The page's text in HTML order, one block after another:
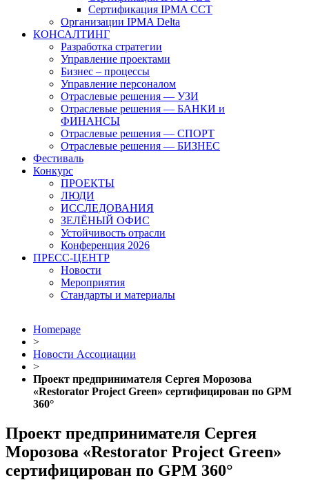
Сертификация IPMA CCT
Организации IPMA Delta
КОНСАЛТИНГ
Разработка стратегии
Управление проектами
Бизнес – процессы
Управление персоналом
Отраслевые решения — УЗИ
Отраслевые решения — БАНКИ и
ФИНАНСЫ
Отраслевые решения — СПОРТ
Отраслевые решения — БИЗНЕС
Фестиваль
Конкурс
ПРОЕКТЫ
ЛЮДИ
ИССЛЕДОВАНИЯ
ЗЕЛЁНЫЙ ОФИС
Устойчивость отрасли
Конференция 2026
ПРЕСС-ЦЕНТР
Новости
Мероприятия
Стандарты и материалы
Homepage
>
Новости Ассоциации
>
Проект предпринимателя Сергея Морозова
«Restorator Project Green» сертифицирован по GPM
360°
Проект предпринимателя Сергея
Морозова «Restorator Project Green»
сертифицирован по GPM 360°